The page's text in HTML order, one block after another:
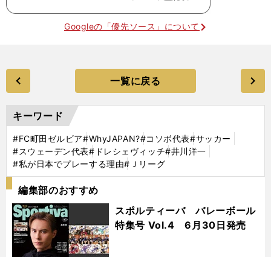
Googleの「優先ソース」について
一覧に戻る
キーワード
#FC町田ゼルビア#WhyJAPAN?#コソボ代表#サッカー
#スウェーデン代表#ドレシェヴィッチ#井川洋一
#私が日本でプレーする理由#Ｊリーグ
編集部のおすすめ
スポルティーバ バレーボール
特集号 Vol.4 6月30日発売